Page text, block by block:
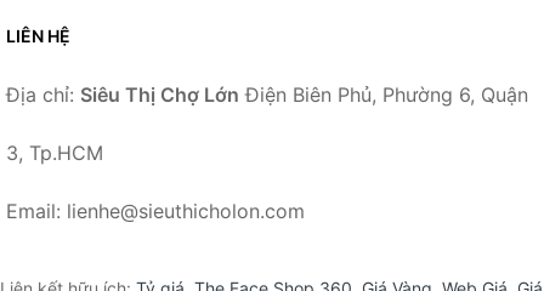
LIÊN HỆ
Địa chỉ: Siêu Thị Chợ Lớn Điện Biên Phủ, Phường 6, Quận
3, Tp.HCM
Email: lienhe@sieuthicholon.com